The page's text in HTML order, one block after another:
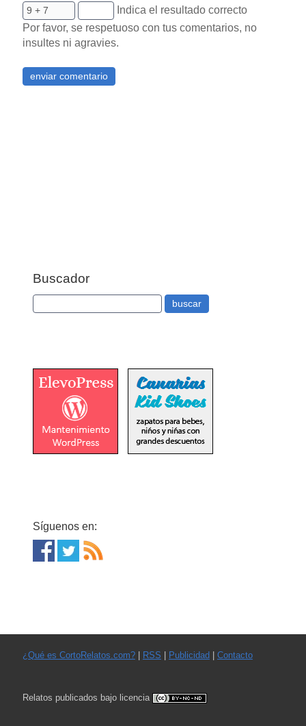
Indica el resultado correcto
Por favor, se respetuoso con tus comentarios, no
insultes ni agravies.
Buscador
Síguenos en:
¿Qué es CortoRelatos.com?| RSS Publicidad Contacto
Relatos publicados bajo licencia